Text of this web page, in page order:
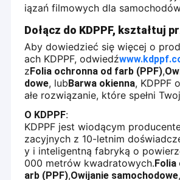
iązań filmowych dla
Dołącz do KDPPF, kształtuj
Aby dowiedzieć się więcej o
ach KDPPF, odwiedź
zFolia ochronna od farb (PPF),
dowe, lubBarwa okienna, KDPPF
ałe rozwiązanie, które spełni
O KDPPF:
KDPPF jest wiodącym
zacyjnych z 10-letnim
y i inteligentną fabryką o
000 metrów kwadratowych.Folia
arb (PPF),Owijanie samochodowe